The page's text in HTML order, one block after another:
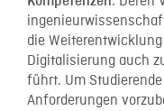
die
Digitalisierung auch
führt. Um
Anforderungen